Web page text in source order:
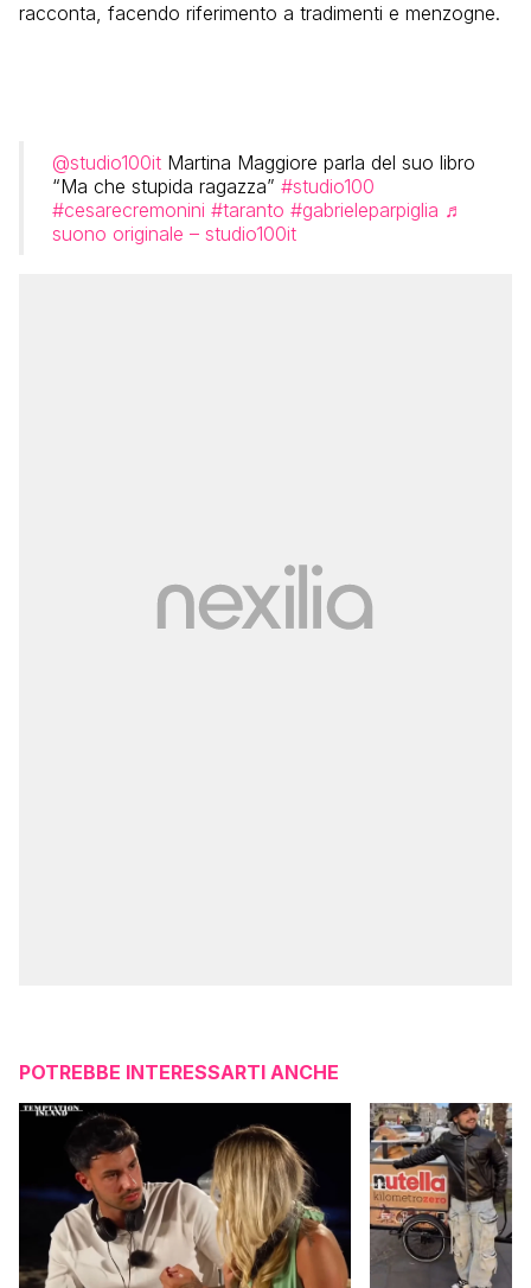
racconta, facendo riferimento a tradimenti e menzogne.
@studio100it Martina Maggiore parla del suo libro
“Ma che stupida ragazza” #studio100
#cesarecremonini #taranto #gabrieleparpiglia ♬
suono originale – studio100it
POTREBBE INTERESSARTI ANCHE